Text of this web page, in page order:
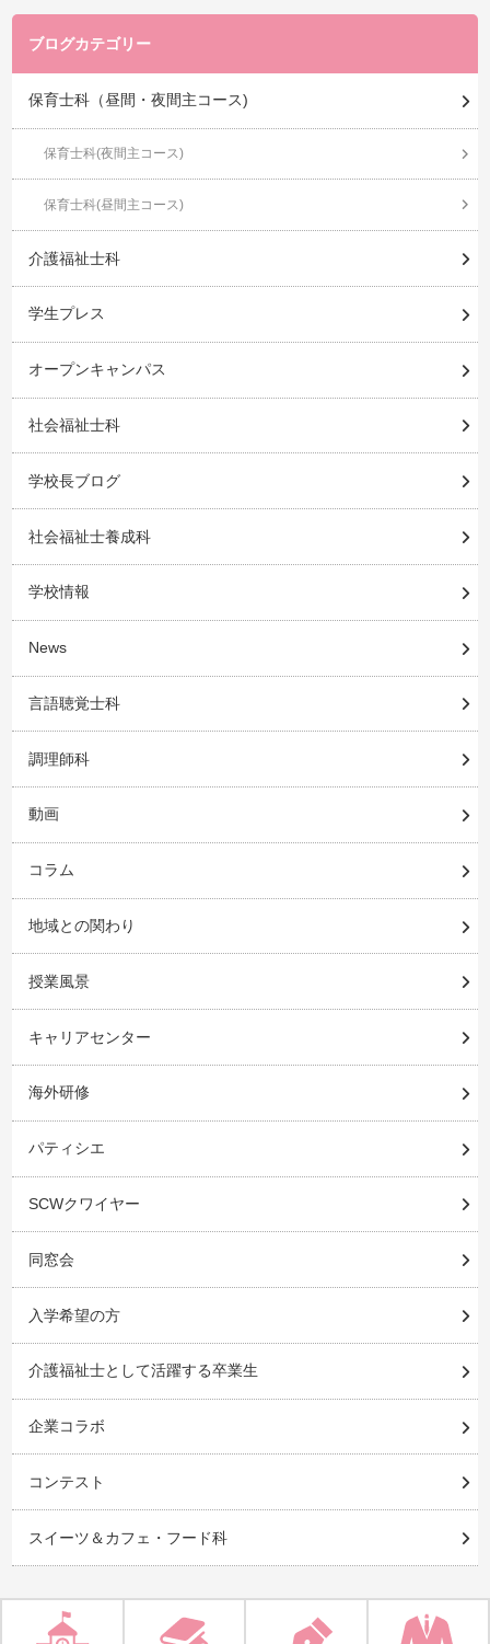
ブログカテゴリー
保育士科（昼間・夜間主コース)
保育士科(夜間主コース)
保育士科(昼間主コース)
介護福祉士科
学生プレス
オープンキャンパス
社会福祉士科
学校長ブログ
社会福祉士養成科
学校情報
News
言語聴覚士科
調理師科
動画
コラム
地域との関わり
授業風景
キャリアセンター
海外研修
パティシエ
SCWクワイヤー
同窓会
入学希望の方
介護福祉士として活躍する卒業生
企業コラボ
コンテスト
スイーツ＆カフェ・フード科